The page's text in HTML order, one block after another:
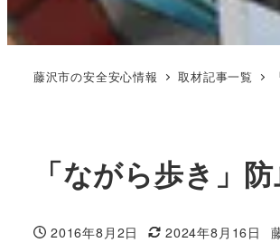
藤沢市の安全安心情報 取材記事一覧
「ながら歩き」
投稿日
2016年8月2日
更新日
2024年8月16日